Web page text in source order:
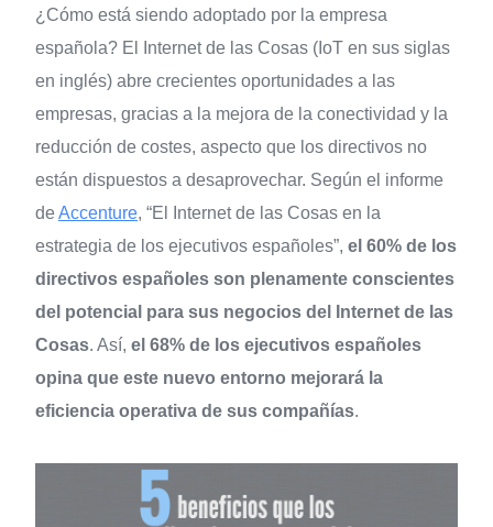
¿Cómo está siendo adoptado por la empresa
española? El Internet de las Cosas (IoT en sus siglas
en inglés) abre crecientes oportunidades a las
empresas, gracias a la mejora de la conectividad y la
reducción de costes, aspecto que los directivos no
están dispuestos a desaprovechar. Según el informe
deAccenture, “El Internet de las Cosas en la
estrategia de los ejecutivos españoles”, el 60% de los
directivos españoles son plenamente conscientes
del potencial para sus negocios del Internet de las
Cosas. Así, el 68% de los ejecutivos españoles
opina que este nuevo entorno mejorará la
eficiencia operativa de sus compañías.